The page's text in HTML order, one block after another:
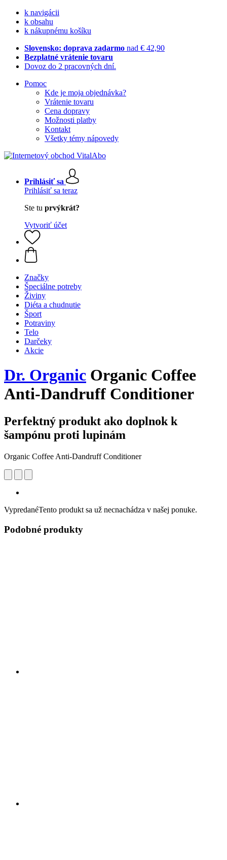
k navigácii
k obsahu
k nákupnému košíku
Slovensko: doprava zadarmo nad € 42,90
Bezplatné vrátenie tovaru
Dovoz do 2 pracovných dní.
Pomoc
Kde je moja objednávka?
Vrátenie tovaru
Cena dopravy
Možnosti platby
Kontakt
Všetky témy nápovedy
Prihlásiť sa
Prihlásiť sa teraz
Ste tu prvýkrát?
Vytvoriť účet
Značky
Špeciálne potreby
Živiny
Diéta a chudnutie
Šport
Potraviny
Telo
Darčeky
Akcie
Dr. Organic Organic Coffee
Anti-Dandruff Conditioner
Perfektný produkt ako doplnok k
šampónu proti lupinám
Organic Coffee Anti-Dandruff Conditioner
VypredanéTento produkt sa už necnachádza v našej ponuke.
Podobné produkty